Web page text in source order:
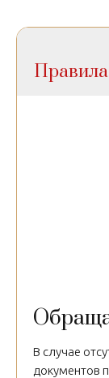
В случае
документов